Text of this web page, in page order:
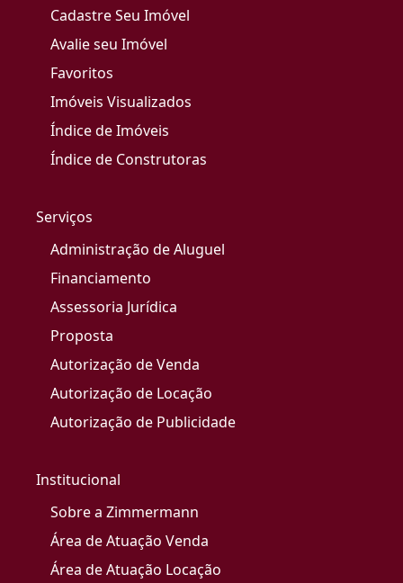
Cadastre Seu Imóvel
Avalie seu Imóvel
Favoritos
Imóveis Visualizados
Índice de Imóveis
Índice de Construtoras
Serviços
Administração de Aluguel
Financiamento
Assessoria Jurídica
Proposta
Autorização de Venda
Autorização de Locação
Autorização de Publicidade
Institucional
Sobre a Zimmermann
Área de Atuação Venda
Área de Atuação Locação